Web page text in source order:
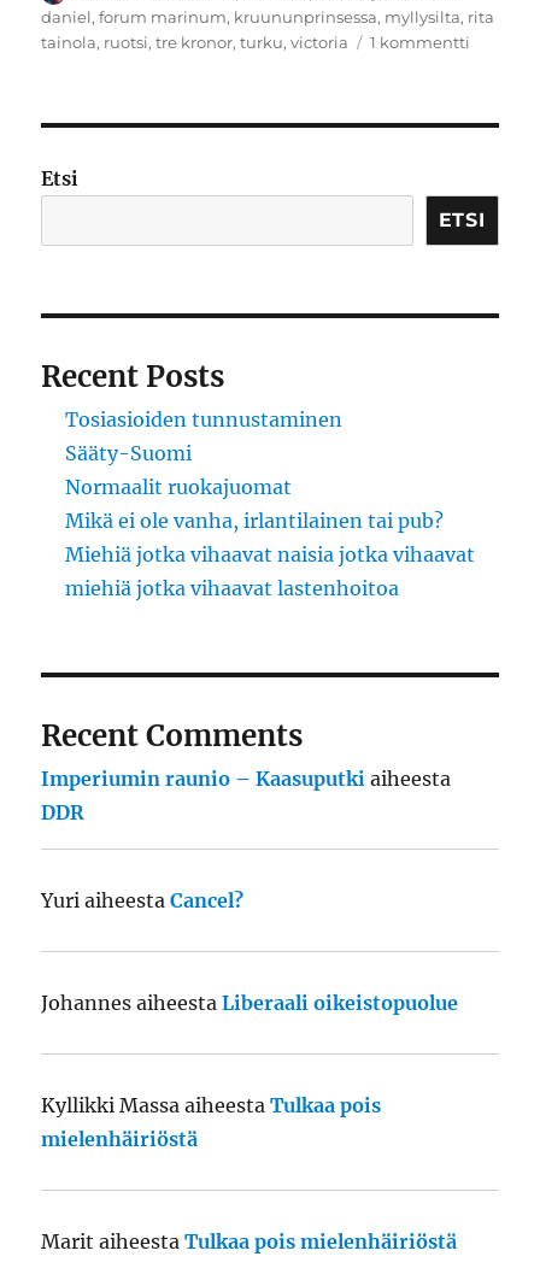
daniel,forum marinum, kruununprinsessa, myllysilta, rita
tainola, ruotsi,tre kronor,turku,victoria 1 kommentti
Etsi
ETSI
Recent Posts
Tosiasioiden tunnustaminen
Sääty-Suomi
Normaalit ruokajuomat
Mikä ei ole vanha, irlantilainen tai pub?
Miehiä jotka vihaavat naisia jotka vihaavat
miehiä jotka vihaavat lastenhoitoa
Recent Comments
Imperiumin raunio – Kaasuputki aiheesta
DDR
Yuri aiheestaCancel?
Johannes aiheestaLiberaali oikeistopuolue
Kyllikki Massa aiheestaTulkaa pois
mielenhäiriöstä
Marit aiheestaTulkaa pois mielenhäiriöstä